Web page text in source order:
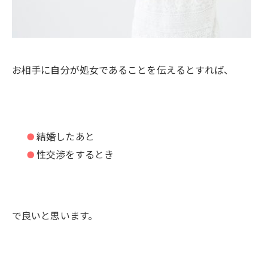
お相手に自分が処女であることを伝えるとすれば、
結婚したあと
性交渉をするとき
で良いと思います。